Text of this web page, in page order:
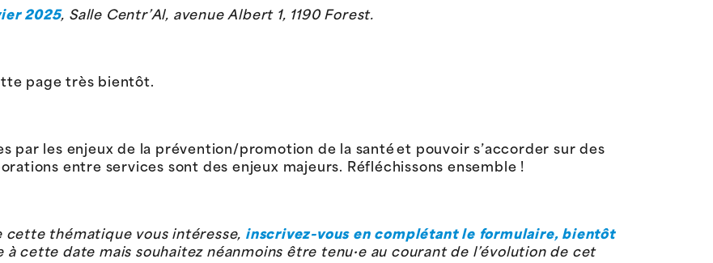
2025, Salle Centr’Al, avenue Albert 1, 1190 Forest.
page très bientôt.
par les enjeux de la prévention/promotion de la santé et pouvoir s’accorder sur des
entre services sont des enjeux majeurs. Réfléchissons ensemble !
cette thématique vous intéresse, inscrivez-vous en complétant le formulaire, bientôt
à cette date mais souhaitez néanmoins être tenu·e au courant de l’évolution de cet